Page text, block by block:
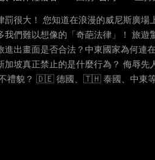
罰很大！ 您知道在浪漫的威尼斯廣
我們難以想像的「奇葩法律」！ 旅
進出畫面是否合法？中東國家為何
加坡真正禁止的是什麼行為？ 侮辱
禮貌？ 🇩🇪 德國、🇹🇭 泰國、中東等